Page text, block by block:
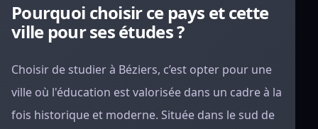
Pourquoi choisir ce pays et cette
ville pour ses études ?
Choisir de studier à Béziers, c’est opter pour une
ville où l'éducation est valorisée dans un cadre à la
fois historique et moderne. Située dans le sud de